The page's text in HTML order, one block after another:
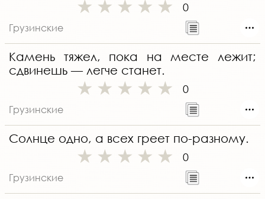
0
Грузинские
Камень тяжел, пока на месте лежит;
сдвинешь — легче станет.
0
Грузинские
Солнце одно, а всех греет по-разному.
0
Грузинские